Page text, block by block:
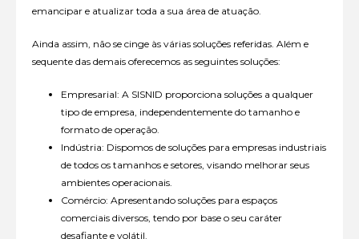
emancipar e atualizar toda a sua área de atuação.
Ainda assim, não se cinge às várias soluções referidas. Além e
sequente das demais oferecemos as seguintes soluções:
Empresarial: A SISNID proporciona soluções a qualquer
tipo de empresa, independentemente do tamanho e
formato de operação.
Indústria: Dispomos de soluções para empresas industriais
de todos os tamanhos e setores, visando melhorar seus
ambientes operacionais.
Comércio: Apresentando soluções para espaços
comerciais diversos, tendo por base o seu caráter
desafiante e volátil.